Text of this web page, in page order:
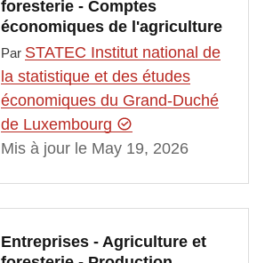
foresterie - Comptes
économiques de l'agriculture
Par STATEC Institut national de
la statistique et des études
économiques du Grand-Duché
de Luxembourg
Mis à jour le May 19, 2026
Entreprises - Agriculture et